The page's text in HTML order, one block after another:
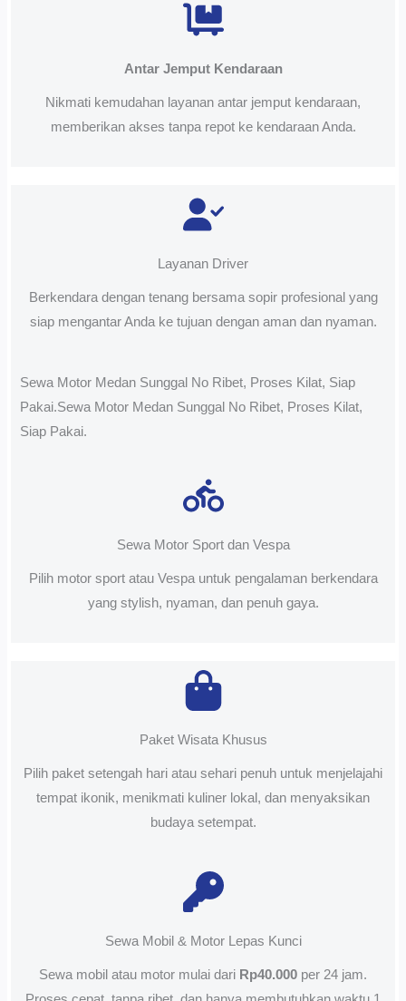
Antar Jemput Kendaraan
Nikmati kemudahan layanan antar jemput kendaraan,
memberikan akses tanpa repot ke kendaraan Anda.
Layanan Driver
Berkendara dengan tenang bersama sopir profesional yang
siap mengantar Anda ke tujuan dengan aman dan nyaman.
Sewa Motor Medan Sunggal No Ribet, Proses Kilat, Siap
Pakai.Sewa Motor Medan Sunggal No Ribet, Proses Kilat,
Siap Pakai.
Sewa Motor Sport dan Vespa
Pilih motor sport atau Vespa untuk pengalaman berkendara
yang stylish, nyaman, dan penuh gaya.
Paket Wisata Khusus
Pilih paket setengah hari atau sehari penuh untuk menjelajahi
tempat ikonik, menikmati kuliner lokal, dan menyaksikan
budaya setempat.
Sewa Mobil & Motor Lepas Kunci
Sewa mobil atau motor mulai dari Rp40.000 per 24 jam.